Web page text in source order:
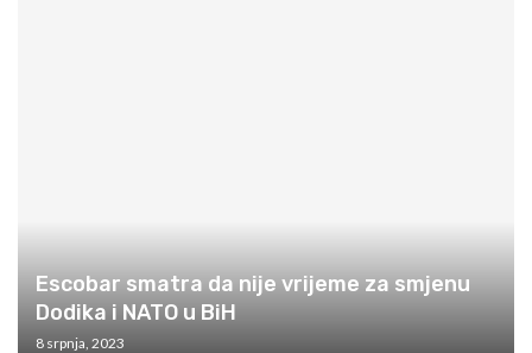
Escobar smatra da nije vrijeme za smjenu
Dodika i NATO u BiH
8 srpnja, 2023